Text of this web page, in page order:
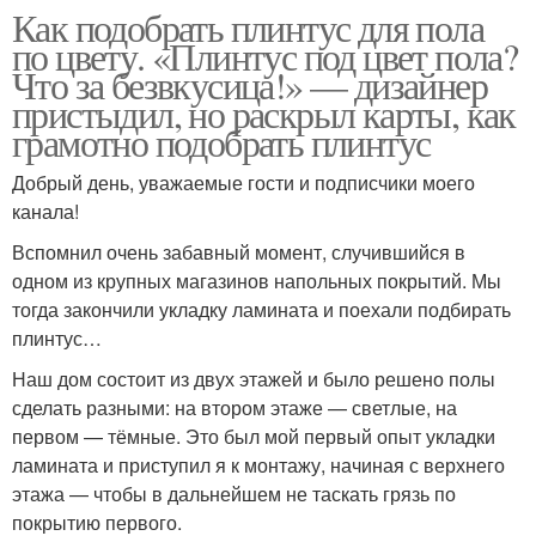
Как подобрать плинтус для пола
по цвету. «Плинтус под цвет пола?
Что за безвкусица!» — дизайнер
пристыдил, но раскрыл карты, как
грамотно подобрать плинтус
Добрый день, уважаемые гости и подписчики моего
канала!
Вспомнил очень забавный момент, случившийся в
одном из крупных магазинов напольных покрытий. Мы
тогда закончили укладку ламината и поехали подбирать
плинтус…
Наш дом состоит из двух этажей и было решено полы
сделать разными: на втором этаже — светлые, на
первом — тёмные. Это был мой первый опыт укладки
ламината и приступил я к монтажу, начиная с верхнего
этажа — чтобы в дальнейшем не таскать грязь по
покрытию первого.